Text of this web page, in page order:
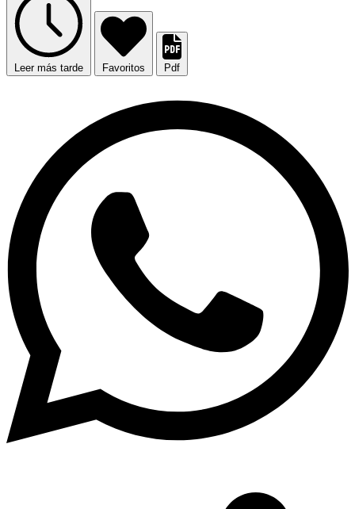
Leer más tarde Favoritos Pdf